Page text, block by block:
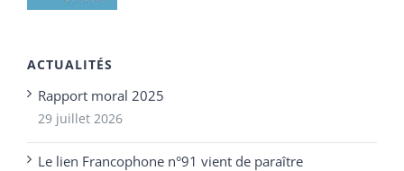
ACTUALITÉS
Rapport moral 2025
29 juillet 2026
Le lien Francophone n°91 vient de paraître